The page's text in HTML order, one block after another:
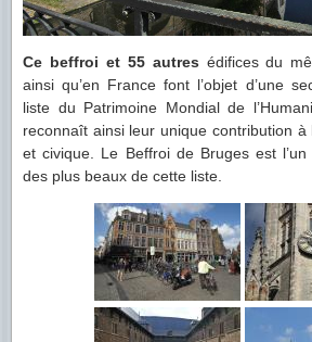
Ce beffroi et 55 autres édifices du
ainsi qu’en France font l’objet d’une
liste du Patrimoine Mondial de
reconnaît ainsi leur unique contribution à
et civique. Le Beffroi de Bruges est l’un
des plus beaux de cette liste.